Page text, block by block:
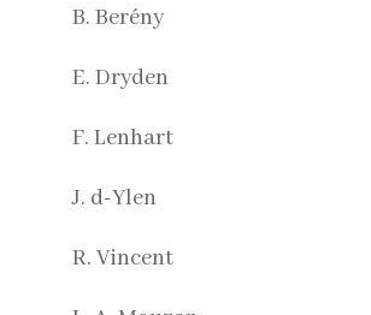
B. Berény
E. Dryden
F. Lenhart
J. d-Ylen
R. Vincent